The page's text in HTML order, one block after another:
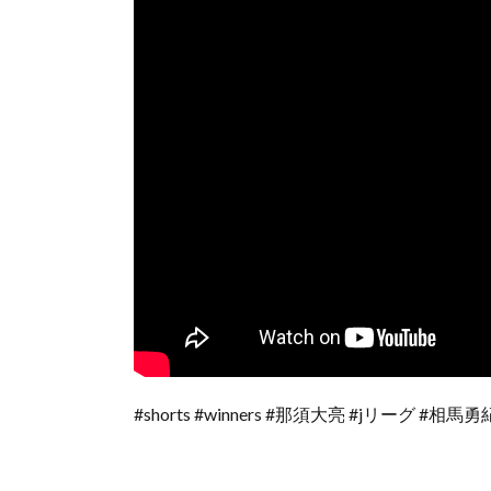
#shorts #winners #那須大亮 #jリーグ #相馬勇